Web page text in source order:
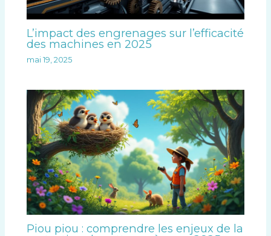
L’impact des engrenages sur l’efficacité
des machines en 2025
mai 19, 2025
Piou piou : comprendre les enjeux de la